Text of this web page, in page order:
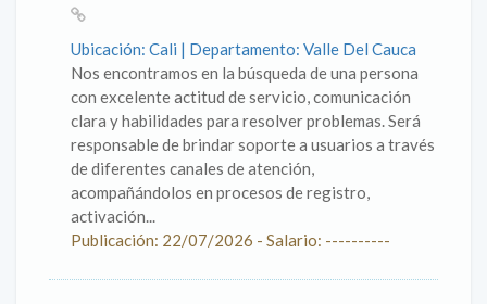
Ubicación: Cali | Departamento: Valle Del Cauca
Nos encontramos en la búsqueda de una persona
con excelente actitud de servicio, comunicación
clara y habilidades para resolver problemas. Será
responsable de brindar soporte a usuarios a través
de diferentes canales de atención,
acompañándolos en procesos de registro,
activación...
Publicación: 22/07/2026 - Salario: ----------